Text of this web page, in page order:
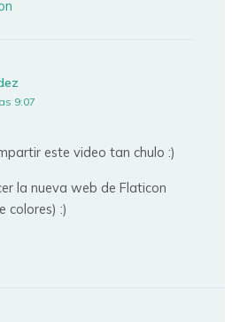
9:07
este video tan chulo :)
la nueva web de Flaticon
colores) :)